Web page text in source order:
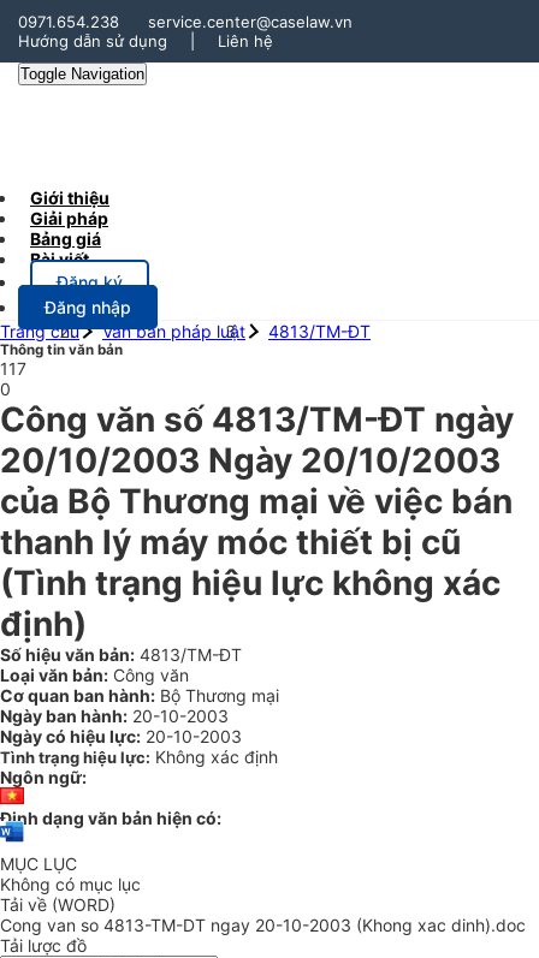
0971.654.238
service.center@caselaw.vn
Hướng dẫn sử dụng
Liên hệ
Toggle Navigation
Giới thiệu
Giải pháp
Bảng giá
Bài viết
Đăng ký
Đăng nhập
Trang chủ
Văn bản pháp luật 4813/TM-ĐT
Thông tin văn bản
117
0
Công văn số 4813/TM-ĐT ngày
20/10/2003 Ngày 20/10/2003
của Bộ Thương mại về việc bán
thanh lý máy móc thiết bị cũ
(Tình trạng hiệu lực không xác
định)
Số hiệu văn bản: 4813/TM-ĐT
Loại văn bản: Công văn
Cơ quan ban hành: Bộ Thương mại
Ngày ban hành: 20-10-2003
Ngày có hiệu lực: 20-10-2003
Tình trạng hiệu lực: Không xác định
Ngôn ngữ:
Định dạng văn bản hiện có:
MỤC LỤC
Không có mục lục
Tải về (WORD)
Cong van so 4813-TM-DT ngay 20-10-2003 (Khong xac dinh).doc
Tải lược đồ